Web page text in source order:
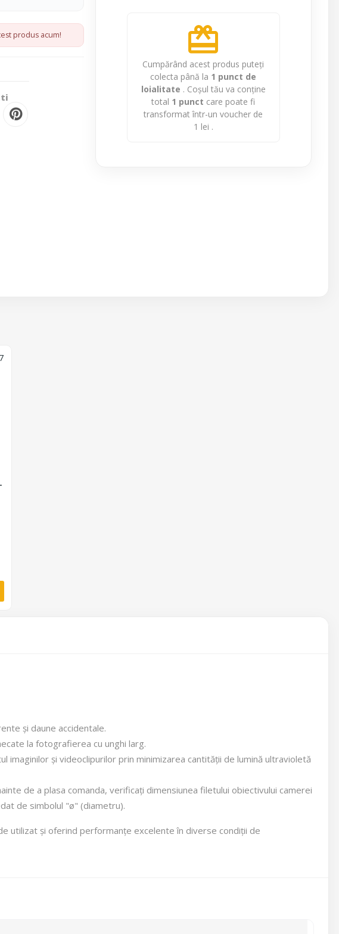
produs acum! redeem
Cumpărând acest produs puteți
colecta până la 1 punct de
loialitate . Coșul tău va conține
total 1 punct care poate fi
transformat într-un voucher de
1 lei .
și daune accidentale.
la fotografierea cu unghi larg.
imaginilor și videoclipurilor prin minimizarea cantității de lumină ultravioletă
de a plasa comanda, verificați dimensiunea filetului obiectivului camerei
de simbolul "ø" (diametru).
utilizat și oferind performanțe excelente în diverse condiții de